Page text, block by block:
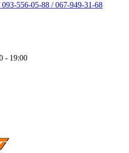
556-05-88 / 067-949-31-68
- 19:00